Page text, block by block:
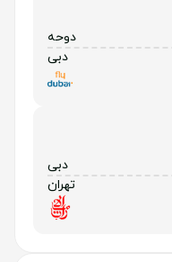
دوحه
دبی
دبی
تهران